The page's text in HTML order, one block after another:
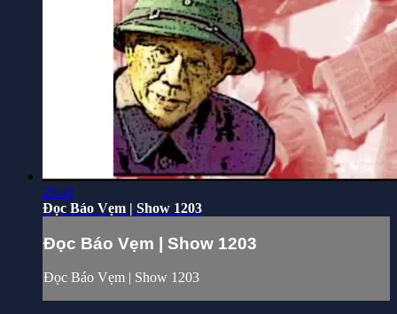
29:43
Đọc Báo Vẹm | Show 1203
Đọc Báo Vẹm | Show 1203
Đọc Báo Vẹm | Show 1203